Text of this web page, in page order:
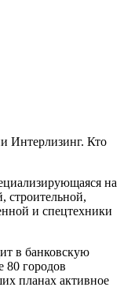
Интерлизинг. Кто
на
строительной,
и спецтехники
в банковскую
80 городов
планах активное